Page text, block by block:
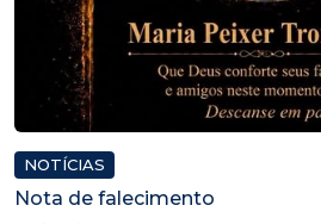
NOTÍCIAS
Nota de falecimento